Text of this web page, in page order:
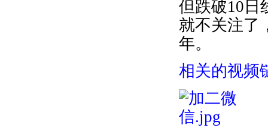
但跌破10 日
就不关注了
年。
相关的视频